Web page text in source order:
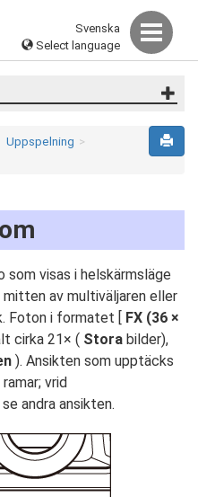
Svenska
Select language
Uppspelning
visas i helskärmsläge
mitten av multiväljaren eller
Foton i formatet [ FX (36 ×
cirka 21× ( Stora bilder),
). Ansikten som upptäcks
vrid
andra ansikten.